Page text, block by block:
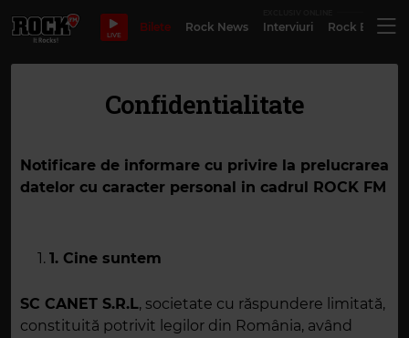
LIVE
Bilete Rock News Interviuri Rock
Confidentialitate
Notificare de informare cu privire la prelucrarea
datelor cu caracter personal in cadrul ROCK FM
1. Cine suntem
SC CANET S.R.L, societate cu răspundere limitată,
constituită potrivit legilor din România, având